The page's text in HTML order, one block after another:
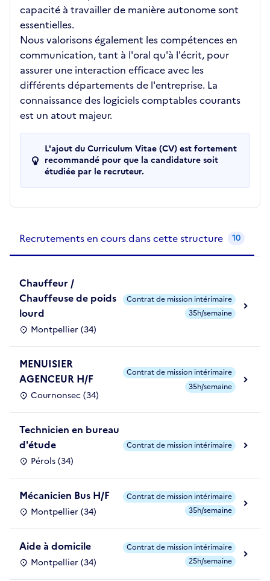
capacité à travailler de manière autonome sont
essentielles.
Nous valorisons également les compétences en
communication, tant à l'oral qu'à l'écrit, pour
assurer une interaction efficace avec les
différents départements de l'entreprise. La
connaissance des logiciels comptables courants
est un atout majeur.
L'ajout du Curriculum Vitae (CV) est fortement
recommandé pour que la candidature soit
étudiée par le recruteur.
Recrutements en cours dans cette structure 10
Chauffeur /
Chauffeuse de poids
lourd
Montpellier (34)
Contrat de mission intérimaire
35h/semaine
MENUISIER
AGENCEUR H/F
Cournonsec (34)
Contrat de mission intérimaire
35h/semaine
Technicien en bureau
d'étude
Pérols (34)
Contrat de mission intérimaire
Mécanicien Bus H/F
Montpellier (34)
Contrat de mission intérimaire
35h/semaine
Aide à domicile
Montpellier (34)
Contrat de mission intérimaire
25h/semaine